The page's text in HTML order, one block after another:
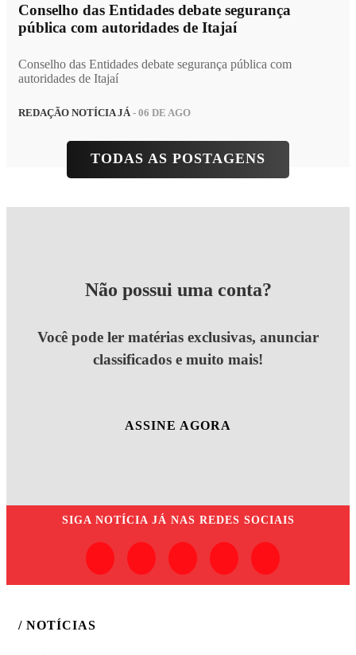
Conselho das Entidades debate segurança
pública com autoridades de Itajaí
Conselho das Entidades debate segurança pública com
autoridades de Itajaí
REDAÇÃO NOTÍCIA JÁ- 06 DE AGO
TODAS AS POSTAGENS
Não possui uma conta?
Você pode ler matérias exclusivas, anunciar
classificados e muito mais!
ASSINE AGORA
SIGA NOTÍCIA JÁ NAS REDES SOCIAIS
/ NOTÍCIAS